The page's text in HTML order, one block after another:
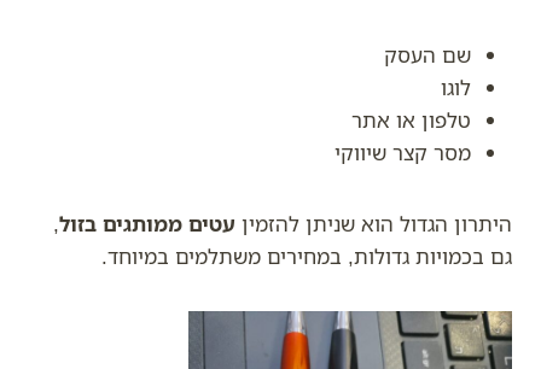
שם העסק
לוגו
טלפון או אתר
מסר קצר שיווקי
היתרון הגדול הוא שניתן להזמין עטים ממותגים בזול,
גם בכמויות גדולות, במחירים משתלמים במיוחד.